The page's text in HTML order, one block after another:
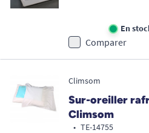
En
Comparer
Climsom
Sur-oreiller
Climsom
• TE-14755